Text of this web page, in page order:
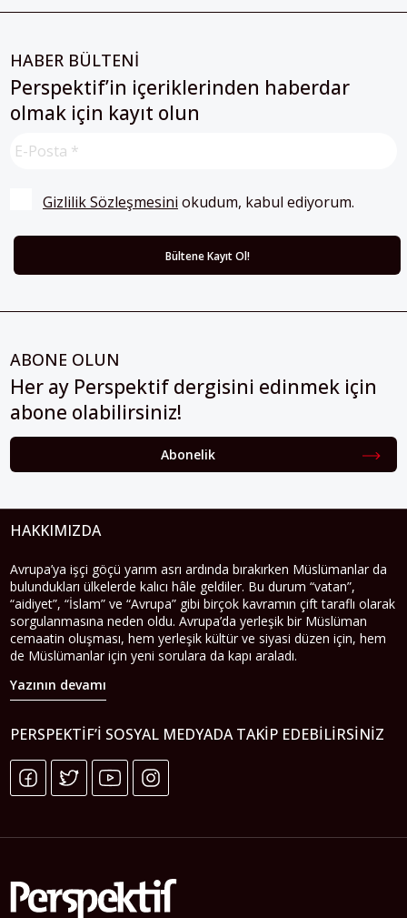
HABER BÜLTENİ
Perspektif’in içeriklerinden haberdar
olmak için kayıt olun
Gizlilik Sözleşmesini okudum, kabul ediyorum.
ABONE OLUN
Her ay Perspektif dergisini edinmek için
abone olabilirsiniz!
Abonelik
HAKKIMIZDA
Avrupa’ya işçi göçü yarım asrı ardında bırakırken Müslümanlar da
bulundukları ülkelerde kalıcı hâle geldiler. Bu durum “vatan”,
“aidiyet”, “İslam” ve “Avrupa” gibi birçok kavramın çift taraflı olarak
sorgulanmasına neden oldu. Avrupa’da yerleşik bir Müslüman
cemaatin oluşması, hem yerleşik kültür ve siyasi düzen için, hem
de Müslümanlar için yeni sorulara da kapı araladı.
Yazının devamı
PERSPEKTIF’I SOSYAL MEDYADA TAKIP EDEBILIRSINIZ